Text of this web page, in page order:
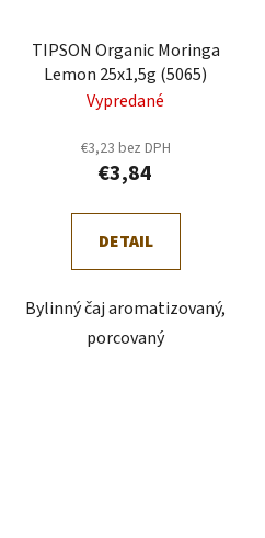
TIPSON Organic Moringa
Lemon 25x1,5g (5065)
Vypredané
€3,23 bez DPH
€3,84
DETAIL
Bylinný čaj aromatizovaný,
porcovaný